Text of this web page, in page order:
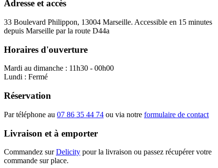
Adresse et accès
33 Boulevard Philippon, 13004 Marseille. Accessible en 15 minutes
depuis Marseille par la route D44a
Horaires d'ouverture
Mardi au dimanche : 11h30 - 00h00
Lundi : Fermé
Réservation
Par téléphone au 07 86 35 44 74 ou via notre formulaire de contact
Livraison et à emporter
Commandez sur Delicity pour la livraison ou passez récupérer votre
commande sur place.